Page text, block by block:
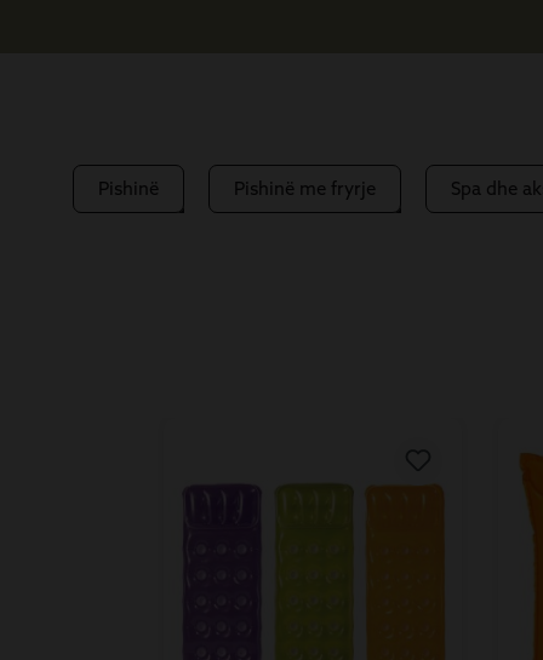
Pishinë Pishinë me fryrje Spa dhe